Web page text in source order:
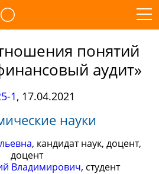
понятий
аудит»
1, 17.04.2021
науки
, кандидат наук, доцент,
доцент
Владимирович, студент